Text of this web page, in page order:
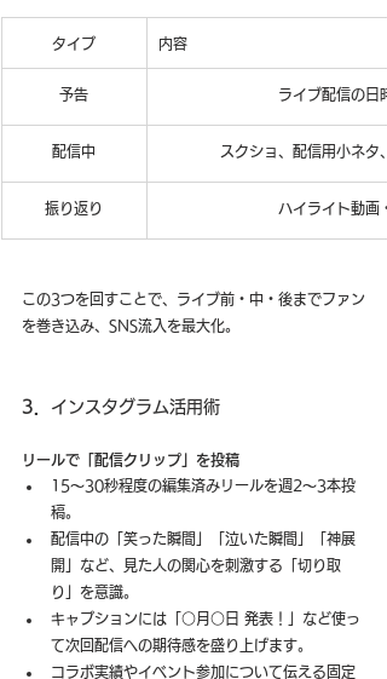
タイプ 内容
予告 ライブ配信の日
配信中 スクショ、配信用小ネタ
振り返り ハイライト動画
この3つを回すことで、ライブ前・中・後までファン
を巻き込み、SNS流入を最大化。
3． インスタグラム活用術
リールで「配信クリップ」を投稿
15〜30秒程度の編集済みリールを週2〜3本投
稿。
配信中の「笑った瞬間」「泣いた瞬間」「神展
開」など、見た人の関心を刺激する「切り取
り」を意識。
キャプションには「○月○日 発表！」など使っ
て次回配信への期待感を盛り上げます。
コラボ実績やイベント参加について伝える固定